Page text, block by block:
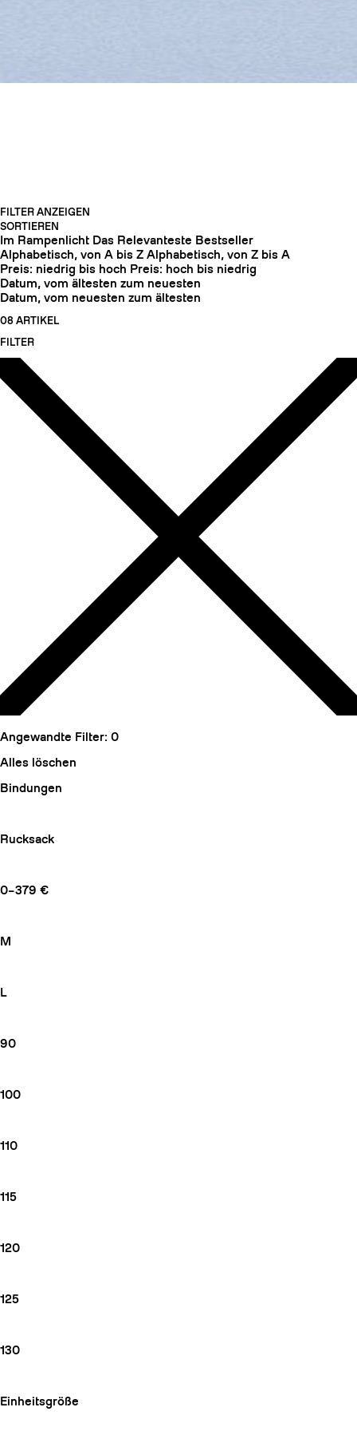
FILTER ANZEIGEN
SORTIEREN
Im Rampenlicht Das Relevanteste Bestseller
Alphabetisch, von A bis Z Alphabetisch, von Z bis A
Preis: niedrig bis hoch Preis: hoch bis niedrig
Datum, vom ältesten zum neuesten
Datum, vom neuesten zum ältesten
08 ARTIKEL
FILTER
Angewandte Filter: 0
Alles löschen
Bindungen
Rucksack
0–379 €
M
L
90
100
110
115
120
125
130
Einheitsgröße